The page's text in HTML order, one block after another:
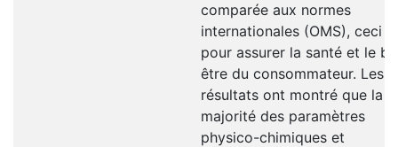
comparée aux normes
internationales (OMS), ceci
pour assurer la santé et le
être du consommateur. Les
résultats ont montré que la
majorité des paramètres
physico-chimiques et